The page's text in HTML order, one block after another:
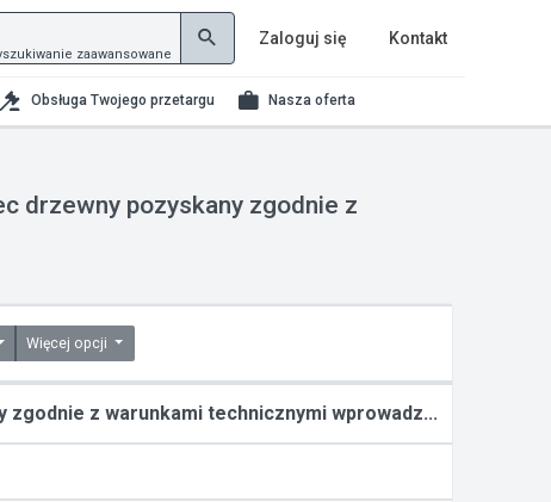
zaawansowane
Zaloguj się Kontakt
Obsługa Twojego przetargu Nasza oferta
drzewny pozyskany zgodnie z
Więcej opcji
zgodnie z warunkami technicznymi wprowadz...